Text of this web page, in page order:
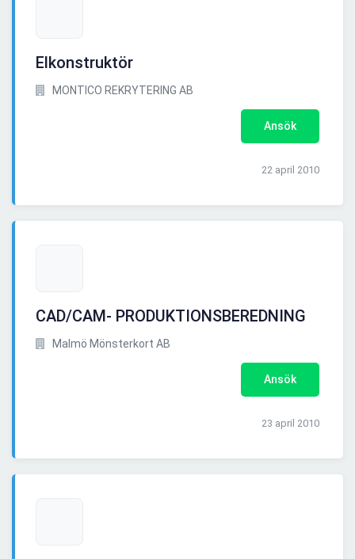
Elkonstruktör
MONTICO REKRYTERING AB
Ansök
22 april 2010
CAD/CAM- PRODUKTIONSBEREDNING
Malmö Mönsterkort AB
Ansök
23 april 2010